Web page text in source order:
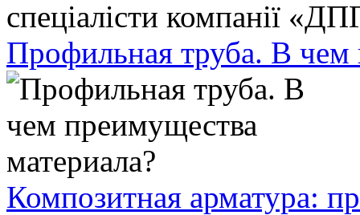
Профильная труба. В чем
Композитная арматура: